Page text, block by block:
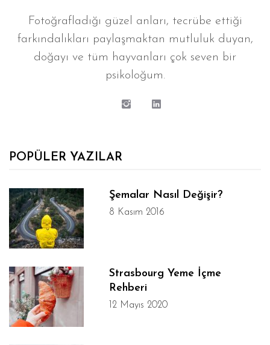
Fotoğrafladığı güzel anları, tecrübe ettiği
farkındalıkları paylaşmaktan mutluluk duyan,
doğayı ve tüm hayvanları çok seven bir
psikoloğum.
POPÜLER YAZILAR
Şemalar Nasıl Değişir?
8 Kasım 2016
Strasbourg Yeme İçme
Rehberi
12 Mayıs 2020